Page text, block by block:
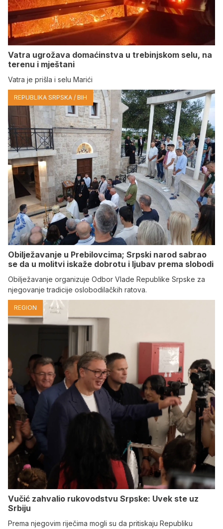
Vatra ugrožava domaćinstva u trebinjskom selu, na
terenu i mještani
Vatra je prišla i selu Marići
REPUBLIKA SRPSKA / BIH
Obilježavanje u Prebilovcima; Srpski narod sabrao
se da u molitvi iskaže dobrotu i ljubav prema slobodi
Obilježavanje organizuje Odbor Vlade Republike Srpske za
njegovanje tradicije oslobodilačkih ratova.
REGION
Vučić zahvalio rukovodstvu Srpske: Uvek ste uz
Srbiju
Prema njegovim riječima mogli su da pritiskaju Republiku